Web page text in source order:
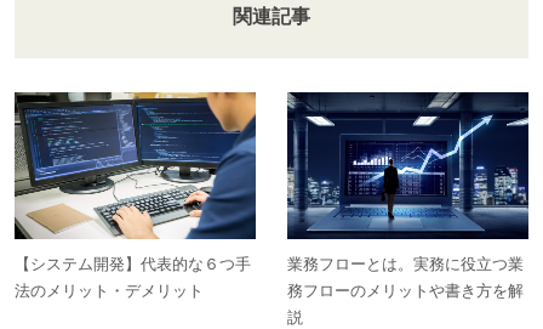
関連記事
【システム開発】代表的な６つ手
法のメリット・デメリット
業務フローとは。実務に役立つ業
務フローのメリットや書き方を解
説